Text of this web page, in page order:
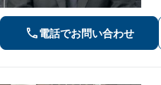
ま
情
電話でお問い合わせ